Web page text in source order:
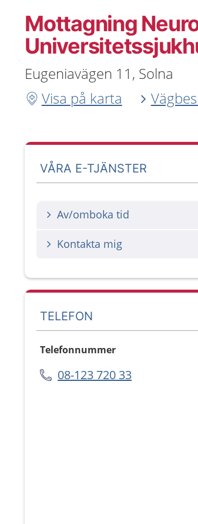
Mottagning
Eugeniavägen 11, Solna
Visa på karta
VÅRA E-TJÄNSTER
Av/omboka tid
Kontakta mig
TELEFON
Telefonnummer
08-123 720 33